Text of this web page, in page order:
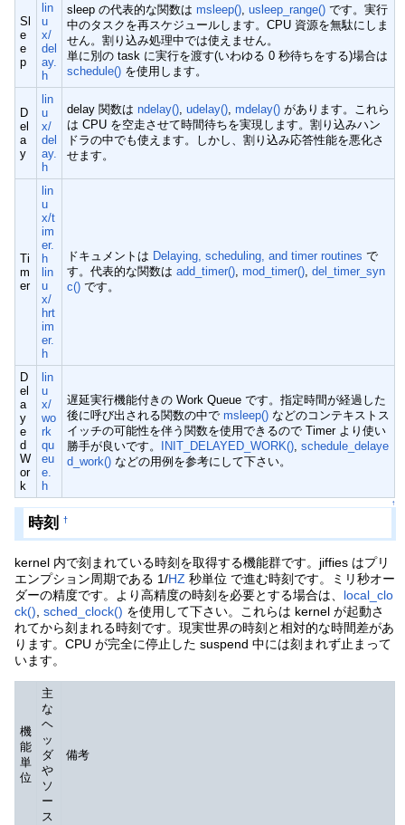
Sl
e
e
p
lin
u
x/
del
ay.
h
sleep の代表的な関数はmsleep(),usleep_range() です。実行
中のタスクを再スケジュールします。CPU 資源を無駄にしま
せん。割り込み処理中では使えません。
単に別の task に実行を渡す(いわゆる 0 秒待ちをする)場合は
schedule() を使用します。
D
el
a
y
lin
u
x/
del
ay.
h
delay 関数はndelay(),udelay(),mdelay() があります。これら
は CPU を空走させて時間待ちを実現します。割り込みハン
ドラの中でも使えます。しかし、割り込み応答性能を悪化さ
せます。
Ti
m
er
lin
u
x/t
im
er.
h
lin
u
x/
hrt
im
er.
h
ドキュメントは Delaying, scheduling, and timer routines で
す。代表的な関数はadd_timer(),mod_timer(),del_timer_syn
c() です。
D
el
a
y
e
d
W
or
k
lin
u
x/
wo
rk
qu
eu
e.
h
遅延実行機能付きの Work Queue です。指定時間が経過した
後に呼び出される関数の中でmsleep() などのコンテキストス
イッチの可能性を伴う関数を使用できるので Timer より使い
勝手が良いです。
INIT_DELAYED_WORK(),schedule_delaye
d_work() などの用例を参考にして下さい。
↑
時刻 †
kernel 内で刻まれている時刻を取得する機能群です。jiffies はプリ
エンプション周期である 1/HZ 秒単位 で進む時刻です。ミリ秒オー
ダーの精度です。より高精度の時刻を必要とする場合は、 local_clo
ck() ,sched_clock() を使用して下さい。これらは kernel が起動さ
れてから刻まれる時刻です。現実世界の時刻と相対的な時間差があ
ります。CPU が完全に停止した suspend 中には刻まれず止まって
います。
機
能
単
位
主
な
ヘ
ッ
ダ
や
ソ
ー
ス
備考